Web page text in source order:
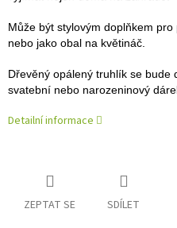
Může být stylovým doplňkem
nebo jako obal na květináč.
Dřevěný opálený truhlík se bude
svatební nebo narozeninový
Detailní informace
ZEPTAT SE SDÍLET